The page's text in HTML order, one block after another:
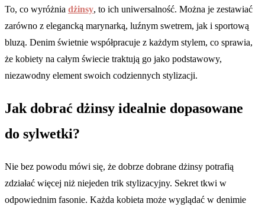
To, co wyróżnia dżinsy, to ich uniwersalność. Można je zestawiać
zarówno z elegancką marynarką, luźnym swetrem, jak i sportową
bluzą. Denim świetnie współpracuje z każdym stylem, co sprawia,
że kobiety na całym świecie traktują go jako podstawowy,
niezawodny element swoich codziennych stylizacji.
Jak dobrać dżinsy idealnie dopasowane
do sylwetki?
Nie bez powodu mówi się, że dobrze dobrane dżinsy potrafią
zdziałać więcej niż niejeden trik stylizacyjny. Sekret tkwi w
odpowiednim fasonie. Każda kobieta może wyglądać w denimie